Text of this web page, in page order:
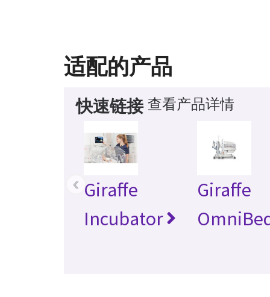
适配的产品
快速链接 查看产品详情
Giraffe
Incubator
Giraffe
‹